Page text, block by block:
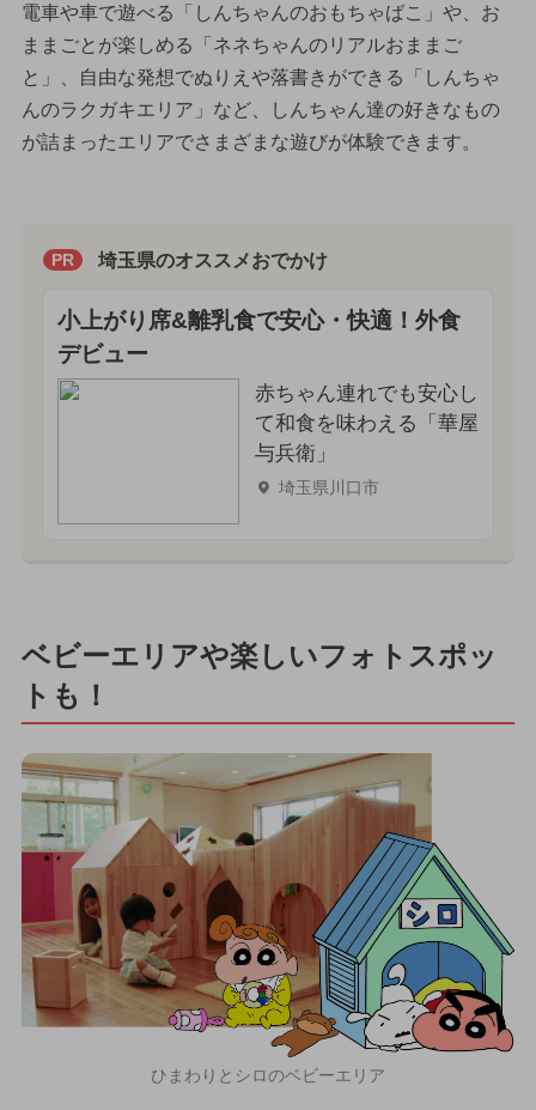
電車や車で遊べる「しんちゃんのおもちゃばこ」や、お
ままごとが楽しめる「ネネちゃんのリアルおままご
と」、自由な発想でぬりえや落書きができる「しんちゃ
んのラクガキエリア」など、しんちゃん達の好きなもの
が詰まったエリアでさまざまな遊びが体験できます。
PR 埼玉県のオススメおでかけ
小上がり席&離乳食で安心・快適！外食
デビュー
赤ちゃん連れでも安心し
て和食を味わえる「華屋
与兵衛」
埼玉県川口市
ベビーエリアや楽しいフォトスポッ
トも！
ひまわりとシロのベビーエリア